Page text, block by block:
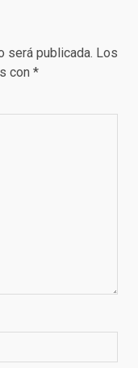
será publicada. Los
con *